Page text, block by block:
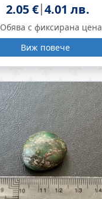
2.05 € 4.01 лв.
Обява с фиксирана цена
Виж повече